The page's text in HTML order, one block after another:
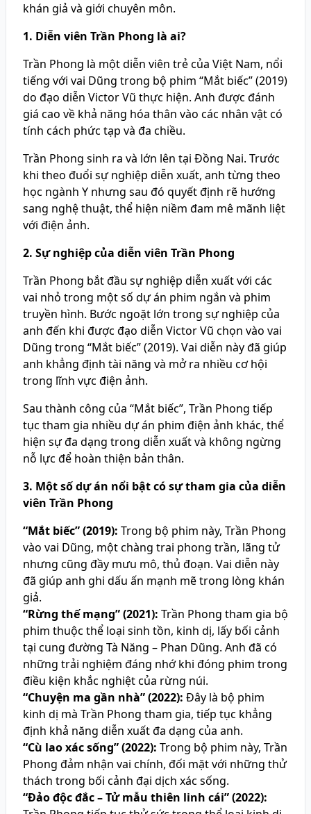
khán giả và giới chuyên môn.
1. Diễn viên Trần Phong là ai?
Trần Phong là một diễn viên trẻ của Việt Nam, nổi
tiếng với vai Dũng trong bộ phim “Mắt biếc” (2019)
do đạo diễn Victor Vũ thực hiện. Anh được đánh
giá cao về khả năng hóa thân vào các nhân vật có
tính cách phức tạp và đa chiều.
Trần Phong sinh ra và lớn lên tại Đồng Nai. Trước
khi theo đuổi sự nghiệp diễn xuất, anh từng theo
học ngành Y nhưng sau đó quyết định rẽ hướng
sang nghệ thuật, thể hiện niềm đam mê mãnh liệt
với điện ảnh.
2. Sự nghiệp của diễn viên Trần Phong
Trần Phong bắt đầu sự nghiệp diễn xuất với các
vai nhỏ trong một số dự án phim ngắn và phim
truyền hình. Bước ngoặt lớn trong sự nghiệp của
anh đến khi được đạo diễn Victor Vũ chọn vào vai
Dũng trong “Mắt biếc” (2019). Vai diễn này đã giúp
anh khẳng định tài năng và mở ra nhiều cơ hội
trong lĩnh vực điện ảnh.
Sau thành công của “Mắt biếc”, Trần Phong tiếp
tục tham gia nhiều dự án phim điện ảnh khác, thể
hiện sự đa dạng trong diễn xuất và không ngừng
nỗ lực để hoàn thiện bản thân.
3. Một số dự án nổi bật có sự tham gia của diễn
viên Trần Phong
“Mắt biếc” (2019): Trong bộ phim này, Trần Phong
vào vai Dũng, một chàng trai phong trần, lãng tử
nhưng cũng đầy mưu mô, thủ đoạn. Vai diễn này
đã giúp anh ghi dấu ấn mạnh mẽ trong lòng khán
giả.
“Rừng thế mạng” (2021): Trần Phong tham gia bộ
phim thuộc thể loại sinh tồn, kinh dị, lấy bối cảnh
tại cung đường Tà Năng – Phan Dũng. Anh đã có
những trải nghiệm đáng nhớ khi đóng phim trong
điều kiện khắc nghiệt của rừng núi.
“Chuyện ma gần nhà” (2022): Đây là bộ phim
kinh dị mà Trần Phong tham gia, tiếp tục khẳng
định khả năng diễn xuất đa dạng của anh.
“Cù lao xác sống” (2022): Trong bộ phim này, Trần
Phong đảm nhận vai chính, đối mặt với những thử
thách trong bối cảnh đại dịch xác sống.
“Đảo độc đắc – Tử mẫu thiên linh cái” (2022):